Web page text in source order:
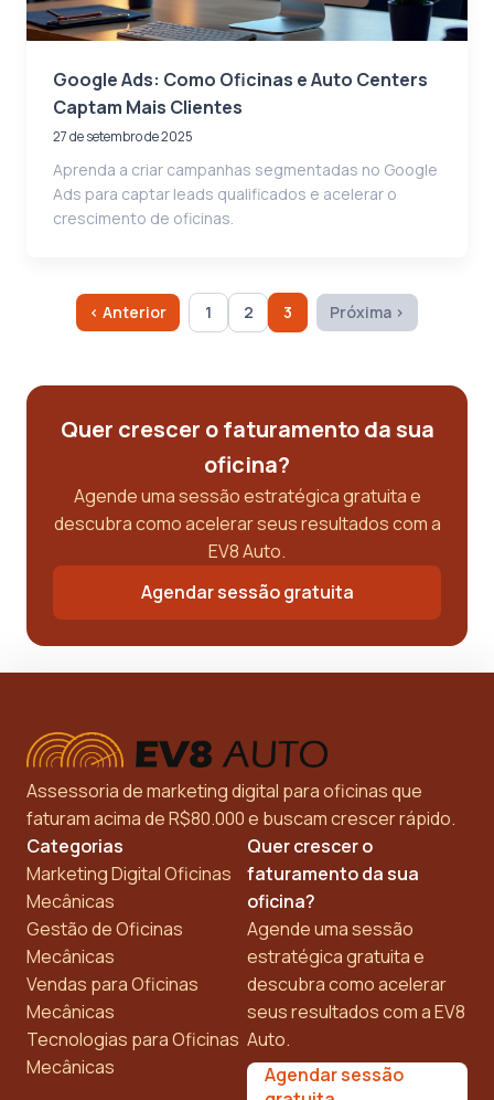
Google Ads: Como Oficinas e Auto Centers
Captam Mais Clientes
27 de setembro de 2025
Aprenda a criar campanhas segmentadas no Google
Ads para captar leads qualificados e acelerar o
crescimento de oficinas.
‹ Anterior 1 2 3 Próxima ›
Quer crescer o faturamento da sua
oficina?
Agende uma sessão estratégica gratuita e
descubra como acelerar seus resultados com a
EV8 Auto.
Agendar sessão gratuita
Assessoria de marketing digital para oficinas que
faturam acima de R$80.000 e buscam crescer rápido.
Categorias
Marketing Digital Oficinas
Mecânicas
Gestão de Oficinas
Mecânicas
Vendas para Oficinas
Mecânicas
Tecnologias para Oficinas
Mecânicas
Quer crescer o
faturamento da sua
oficina?
Agende uma sessão
estratégica gratuita e
descubra como acelerar
seus resultados com a EV8
Auto.
Agendar sessão